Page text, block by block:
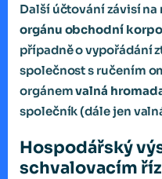
Další účtování závisí na
orgánu obchodní
případně o vypořádání
společnost s ručením
orgánemvalná
společník (dále jen
Hospodářský
schvalovacím